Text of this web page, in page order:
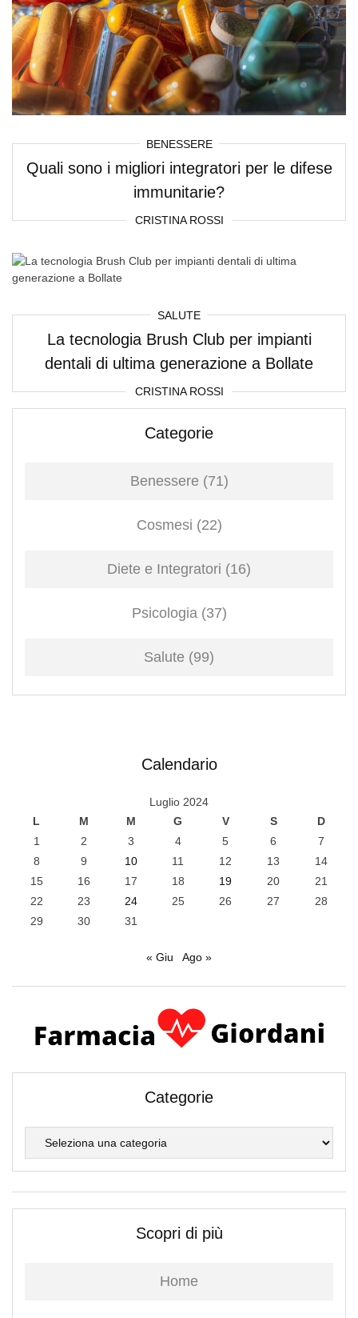
BENESSERE
Quali sono i migliori integratori per le difese
immunitarie?
CRISTINA ROSSI
SALUTE
La tecnologia Brush Club per impianti
dentali di ultima generazione a Bollate
CRISTINA ROSSI
Categorie
Benessere (71)
Cosmesi (22)
Diete e Integratori (16)
Psicologia (37)
Salute (99)
Calendario
Luglio 2024
L
M M G V S
D
1
2 3 4 5 6
7
8
9 10 11 12 13
14
15
16 17 18 19 20
21
22
23 24 25 26 27
28
29
30 31
« Giu Ago »
Categorie
Scopri di più
Home